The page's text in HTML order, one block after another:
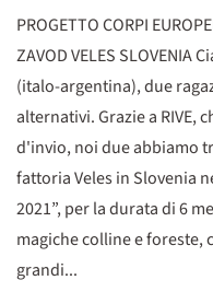
PROGETTO CORPI
ZAVOD VELES
(italo-argentina), due
alternativi. Grazie a RIVE,
d'invio, noi due abbiamo
fattoria Veles in Slovenia
2021”, per la durata di 6
magiche colline e foreste,
grandi...